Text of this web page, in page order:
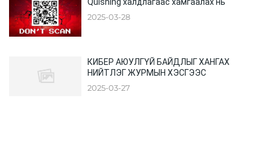
2025-03-28
КИБЕР АЮУЛГҮЙ БАЙДЛЫГ ХАНГАХ
НИЙТЛЭГ ЖУРМЫН ХЭСГЭЭС
2025-03-27